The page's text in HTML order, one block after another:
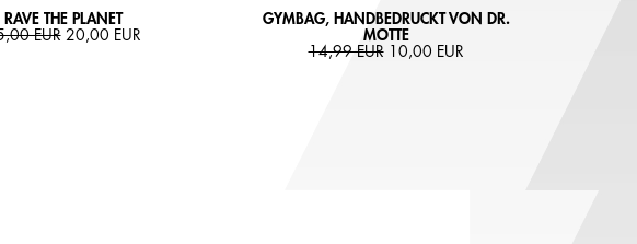
RAVE THE PLANET
EUR20,00 EUR
GYMBAG, HANDBEDRUCKT VON DR.
MOTTE
14,99 EUR10,00 EUR